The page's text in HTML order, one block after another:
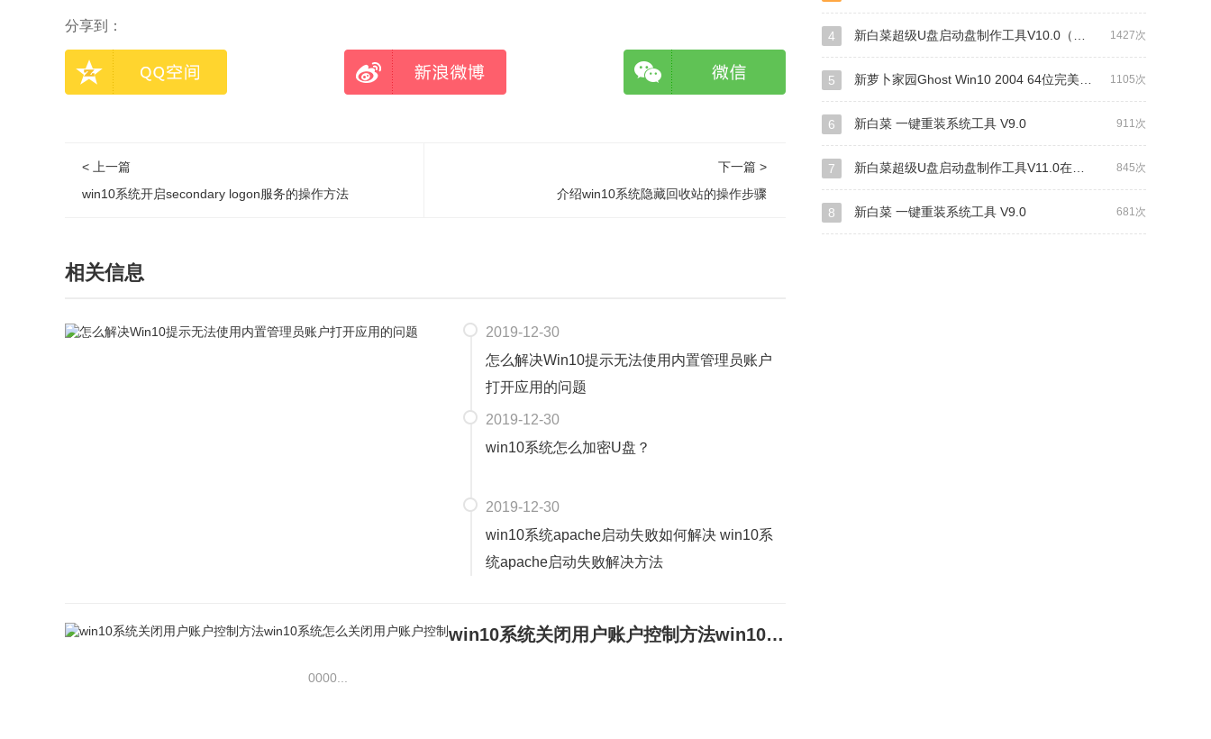
分享到：
< 上一篇
win10系统开启secondary logon服务的操作方法
下一篇 >
介绍win10系统隐藏回收站的操作步骤
相关信息
2019-12-30
怎么解决Win10提示无法使用内置管理员账户
打开应用的问题
2019-12-30
win10系统怎么加密U盘？
2019-12-30
win10系统apache启动失败如何解决 win10系
统apache启动失败解决方法
win10系统关闭用户账户控制方法win10系统怎么关闭用户账户控制
0000...
1427次
4 新白菜超级U盘启动盘制作工具V10.0（自由装机版）
1105次
5 新萝卜家园Ghost Win10 2004 64位完美专业版
911次
6 新白菜 一键重装系统工具 V9.0
845次
7 新白菜超级U盘启动盘制作工具V11.0在线安装（UEFI版+装机版）
681次
8 新白菜 一键重装系统工具 V9.0